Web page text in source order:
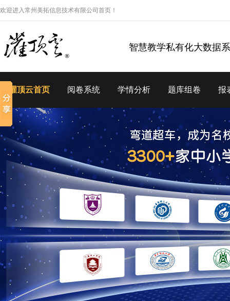
欢迎进入常州美拓信息技术有限公司首页！
智慧教学私有化大数据
灌顶云首页 阅卷系统 学情分析 题库组卷 报